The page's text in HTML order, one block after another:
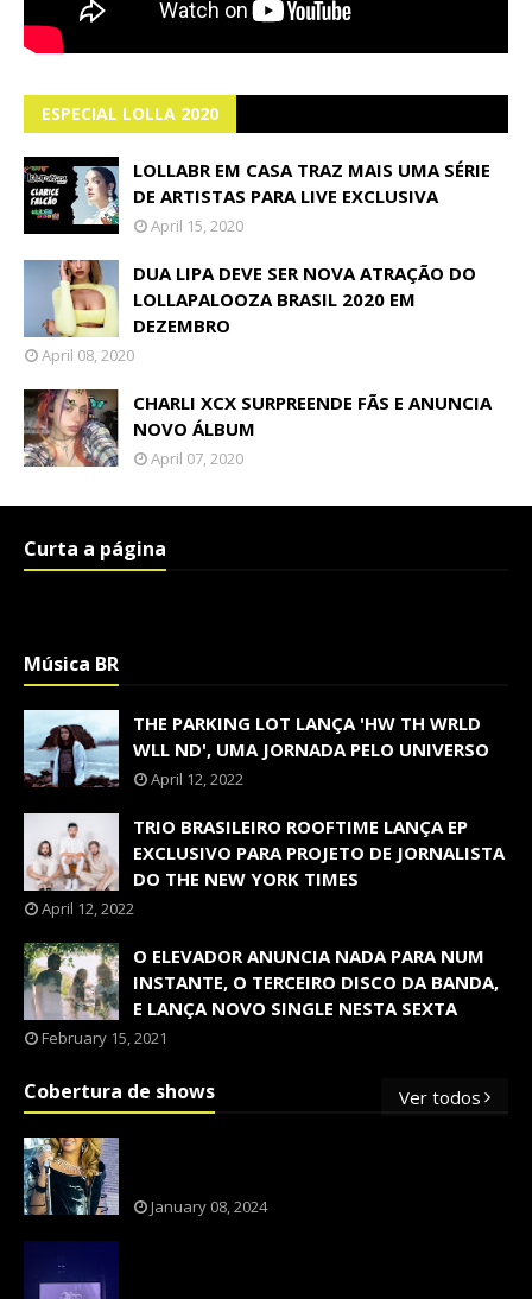
ESPECIAL LOLLA 2020
LOLLABR EM CASA TRAZ MAIS UMA SÉRIE
DE ARTISTAS PARA LIVE EXCLUSIVA
April 15, 2020
DUA LIPA DEVE SER NOVA ATRAÇÃO DO
LOLLAPALOOZA BRASIL 2020 EM
DEZEMBRO
April 08, 2020
CHARLI XCX SURPREENDE FÃS E ANUNCIA
NOVO ÁLBUM
April 07, 2020
Curta a página
Música BR
THE PARKING LOT LANÇA 'HW TH WRLD
WLL ND', UMA JORNADA PELO UNIVERSO
April 12, 2022
TRIO BRASILEIRO ROOFTIME LANÇA EP
EXCLUSIVO PARA PROJETO DE JORNALISTA
DO THE NEW YORK TIMES
April 12, 2022
O ELEVADOR ANUNCIA NADA PARA NUM
INSTANTE, O TERCEIRO DISCO DA BANDA,
E LANÇA NOVO SINGLE NESTA SEXTA
February 15, 2021
Cobertura de shows Ver todos
January 08, 2024